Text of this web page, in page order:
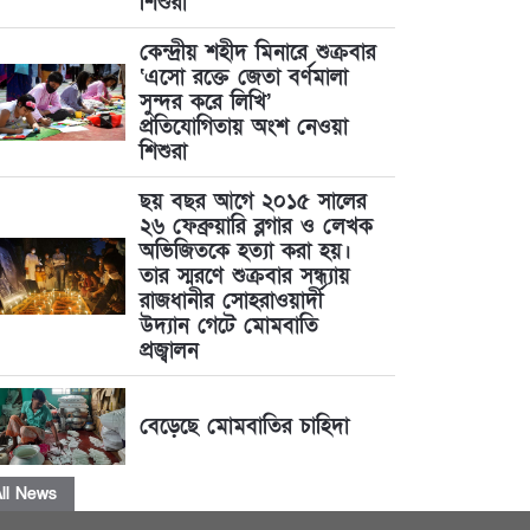
কেন্দ্রীয় শহীদ মিনারে শুক্রবার
‘এসো রক্তে জেতা বর্ণমালা
সুন্দর করে লিখি’
প্রতিযোগিতায় অংশ নেওয়া
শিশুরা
ছয় বছর আগে ২০১৫ সালের
২৬ ফেব্রুয়ারি ব্লগার ও লেখক
অভিজিতকে হত্যা করা হয়।
তার স্মরণে শুক্রবার সন্ধ্যায়
রাজধানীর সোহরাওয়ার্দী
উদ্যান গেটে মোমবাতি
প্রজ্বালন
বেড়েছে মোমবাতির চাহিদা
News